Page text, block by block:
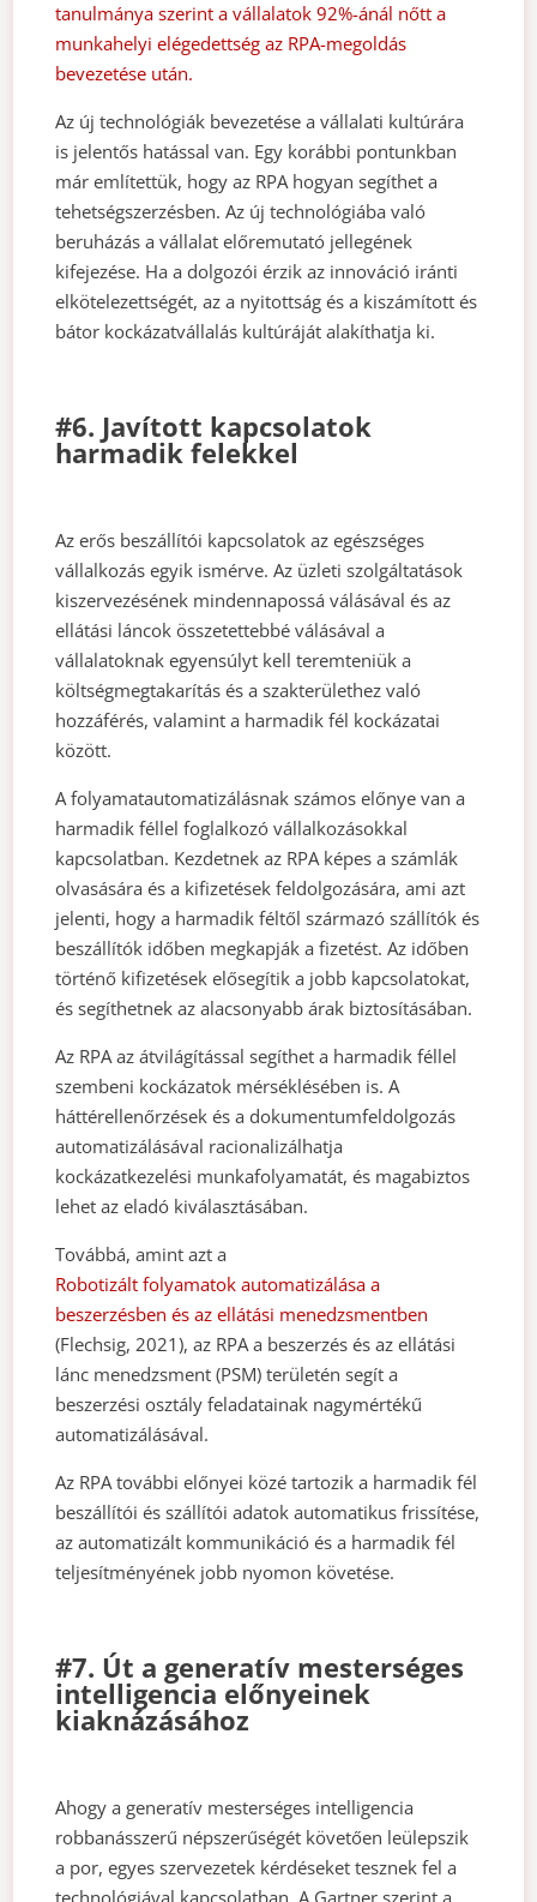
tanulmánya szerint a vállalatok 92%-ánál nőtt a
munkahelyi elégedettség az RPA-megoldás
bevezetése után.
Az új technológiák bevezetése a vállalati kultúrára
is jelentős hatással van. Egy korábbi pontunkban
már említettük, hogy az RPA hogyan segíthet a
tehetségszerzésben. Az új technológiába való
beruházás a vállalat előremutató jellegének
kifejezése. Ha a dolgozói érzik az innováció iránti
elkötelezettségét, az a nyitottság és a kiszámított és
bátor kockázatvállalás kultúráját alakíthatja ki.
#6. Javított kapcsolatok
harmadik felekkel
Az erős beszállítói kapcsolatok az egészséges
vállalkozás egyik ismérve. Az üzleti szolgáltatások
kiszervezésének mindennapossá válásával és az
ellátási láncok összetettebbé válásával a
vállalatoknak egyensúlyt kell teremteniük a
költségmegtakarítás és a szakterülethez való
hozzáférés, valamint a harmadik fél kockázatai
között.
A folyamatautomatizálásnak számos előnye van a
harmadik féllel foglalkozó vállalkozásokkal
kapcsolatban. Kezdetnek az RPA képes a számlák
olvasására és a kifizetések feldolgozására, ami azt
jelenti, hogy a harmadik féltől származó szállítók és
beszállítók időben megkapják a fizetést. Az időben
történő kifizetések elősegítik a jobb kapcsolatokat,
és segíthetnek az alacsonyabb árak biztosításában.
Az RPA az átvilágítással segíthet a harmadik féllel
szembeni kockázatok mérséklésében is. A
háttérellenőrzések és a dokumentumfeldolgozás
automatizálásával racionalizálhatja
kockázatkezelési munkafolyamatát, és magabiztos
lehet az eladó kiválasztásában.
Továbbá, amint azt a
Robotizált folyamatok automatizálása a
beszerzésben és az ellátási menedzsmentben
(Flechsig, 2021), az RPA a beszerzés és az ellátási
lánc menedzsment (PSM) területén segít a
beszerzési osztály feladatainak nagymértékű
automatizálásával.
Az RPA további előnyei közé tartozik a harmadik fél
beszállítói és szállítói adatok automatikus frissítése,
az automatizált kommunikáció és a harmadik fél
teljesítményének jobb nyomon követése.
#7. Út a generatív mesterséges
intelligencia előnyeinek
kiaknázásához
Ahogy a generatív mesterséges intelligencia
robbanásszerű népszerűségét követően leülepszik
a por, egyes szervezetek kérdéseket tesznek fel a